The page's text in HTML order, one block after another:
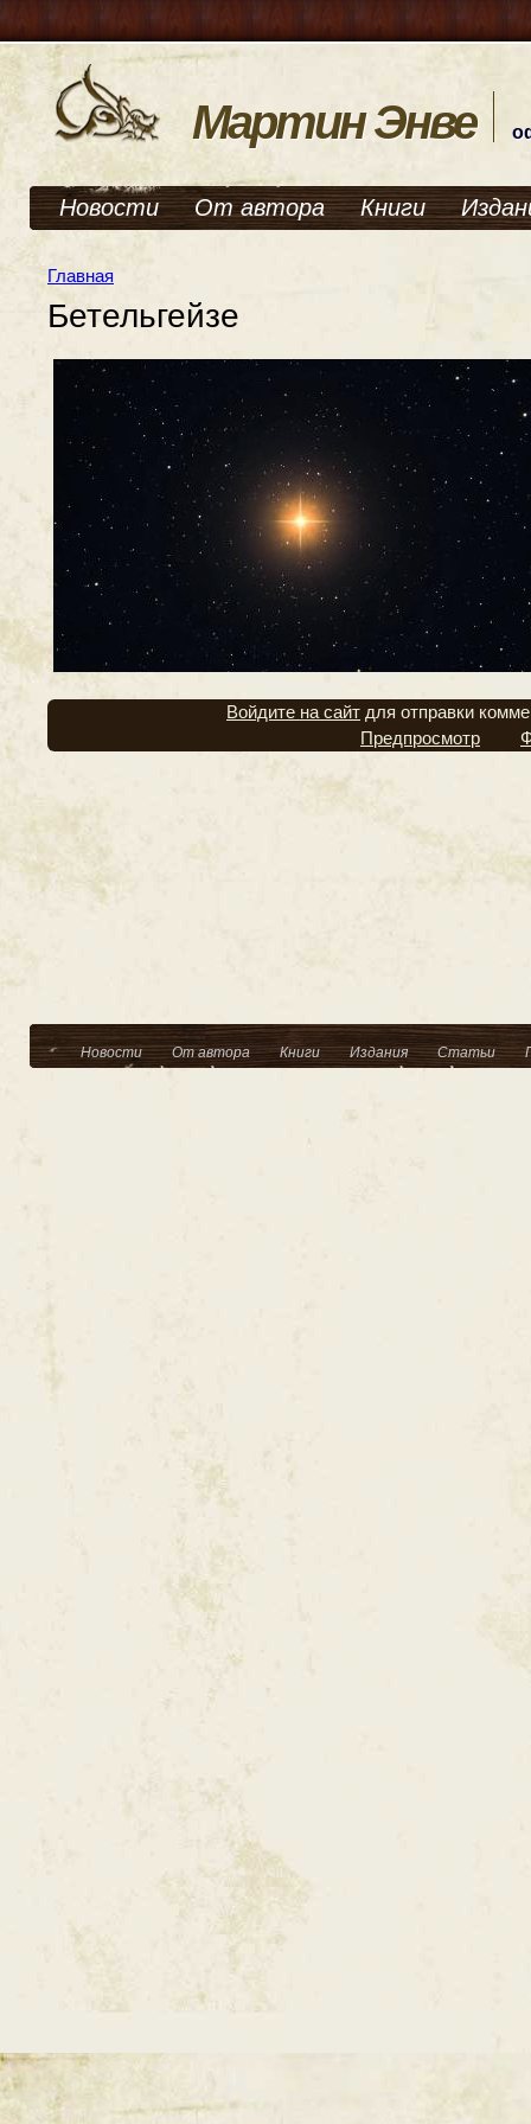
Мартин Энве
Новости От автора Книги
Главная
Бетельгейзе
Войдите на сайт для отправки
Предпросмотр
Новости От автора Книги Издания Статьи